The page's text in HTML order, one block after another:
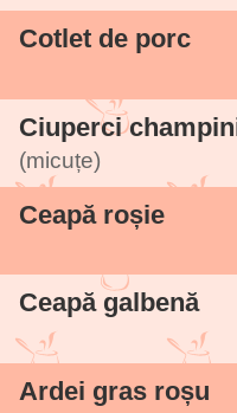
Cotlet de porc
Ciuperci
(micuțe)
Ceapă roșie
Ceapă galbenă
Ardei gras roșu